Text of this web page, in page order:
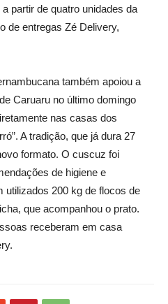
partir de quatro unidades da
de entregas Zé Delivery,
também apoiou a
Caruaru no último domingo
nas casas dos
A tradição, que já dura 27
formato. O cuscuz foi
de higiene e
utilizados 200 kg de flocos de
que acompanhou o prato.
receberam em casa